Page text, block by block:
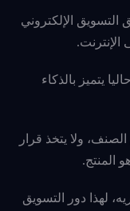
الإلكتروني
يتميز بالذكاء
ولا يتخذ قرار
المنتج.
لهذا دور التسويق